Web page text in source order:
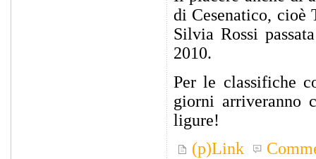
di Cesenatico, cioè
Silvia Rossi
2010.
Per le classifiche
giorni arriveranno
ligure!
(p)Link